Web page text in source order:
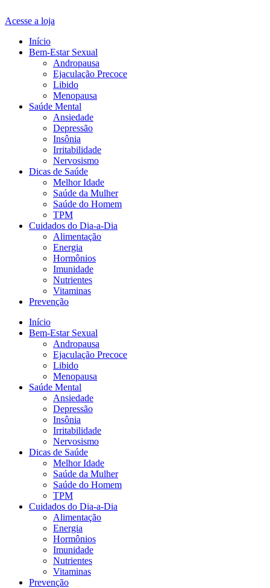
Acesse a loja
Início
Bem-Estar Sexual
Andropausa
Ejaculação Precoce
Libido
Menopausa
Saúde Mental
Ansiedade
Depressão
Insônia
Irritabilidade
Nervosismo
Dicas de Saúde
Melhor Idade
Saúde da Mulher
Saúde do Homem
TPM
Cuidados do Dia-a-Dia
Alimentação
Energia
Hormônios
Imunidade
Nutrientes
Vitaminas
Prevenção
Início
Bem-Estar Sexual
Andropausa
Ejaculação Precoce
Libido
Menopausa
Saúde Mental
Ansiedade
Depressão
Insônia
Irritabilidade
Nervosismo
Dicas de Saúde
Melhor Idade
Saúde da Mulher
Saúde do Homem
TPM
Cuidados do Dia-a-Dia
Alimentação
Energia
Hormônios
Imunidade
Nutrientes
Vitaminas
Prevenção